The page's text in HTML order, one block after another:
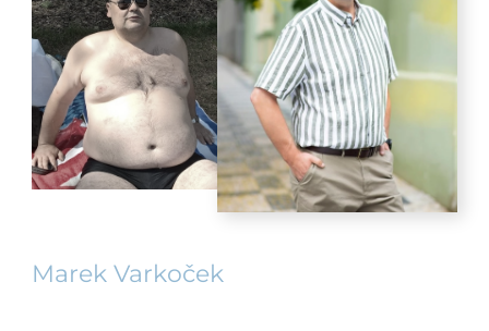
Marek Varkoček